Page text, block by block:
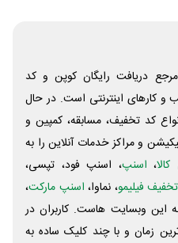
دریافت رایگان کوپن و کد
کارهای اینترنتی است. در حال
کد تخفیف، مسابقه، کمپین و
و مراکز خدمات آنلاین را به
، اسنپ، اسنپ فود، تپسی،
فیلیمو، نماوا، اسنپ مارکت،
این وبسایت ‌هاست. کاربران در
زمان و با چند کلیک ساده به